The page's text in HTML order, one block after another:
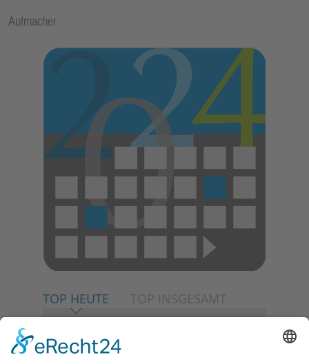
Aufmacher
TOP HEUTE TOP INSGESAMT